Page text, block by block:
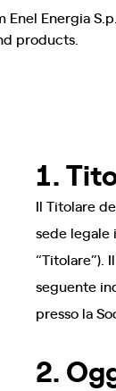
Energia
products.
1.
Il Titolare
sede legale
“Titolare”).
seguente
presso la
2.